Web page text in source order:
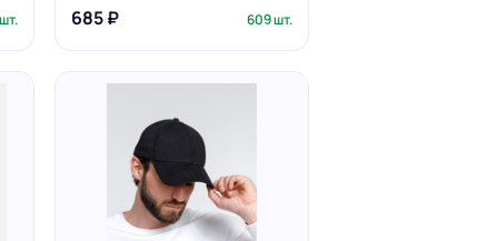
Брендирование одежды
685 ₽ 609 шт.